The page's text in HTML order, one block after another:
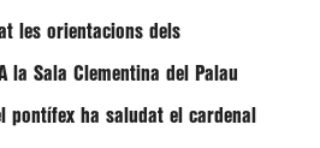
les orientacions dels
la Sala Clementina del Palau
pontífex ha saludat el cardenal